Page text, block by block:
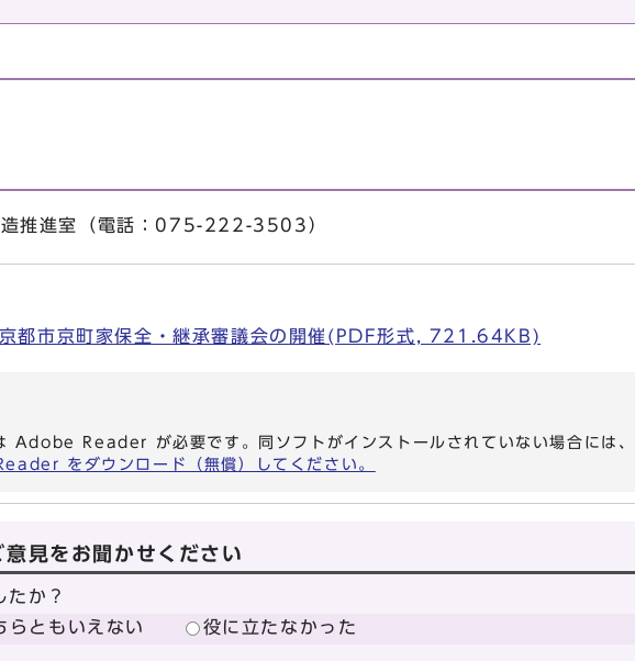
造推進室（電話：075-222-3503）
都市京町家保全・継承審議会の開催(PDF形式, 721.64KB)
Adobe Reader が必要です。同ソフトがインストールされていない場合には、
をダウンロード（無償）してください。
見をお聞かせください
たか？
らともいえない 役に立たなかった